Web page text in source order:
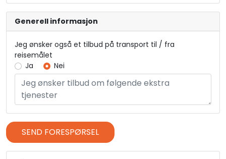
Generell informasjon
Jeg ønsker også et tilbud på transport til / fra
reisemålet
Ja
Nei
SEND FORESPØRSEL